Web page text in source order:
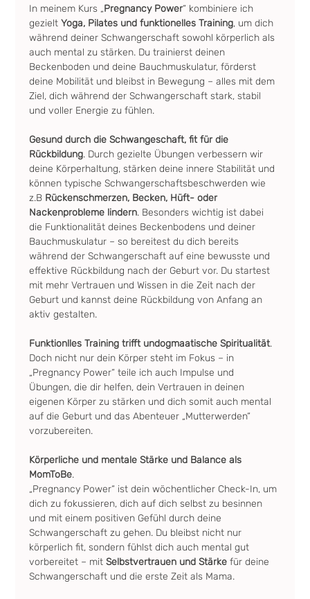
In meinem Kurs „Pregnancy Power“ kombiniere ich
gezielt Yoga, Pilates und funktionelles Training, um dich
während deiner Schwangerschaft sowohl körperlich als
auch mental zu stärken. Du trainierst deinen
Beckenboden und deine Bauchmuskulatur, förderst
deine Mobilität und bleibst in Bewegung – alles mit dem
Ziel, dich während der Schwangerschaft stark, stabil
und voller Energie zu fühlen.
Gesund durch die Schwangeschaft, fit für die
Rückbildung. Durch gezielte Übungen verbessern wir
deine Körperhaltung, stärken deine innere Stabilität und
können typische Schwangerschaftsbeschwerden wie
z.B Rückenschmerzen, Becken, Hüft- oder
Nackenprobleme lindern. Besonders wichtig ist dabei
die Funktionalität deines Beckenbodens und deiner
Bauchmuskulatur – so bereitest du dich bereits
während der Schwangerschaft auf eine bewusste und
effektive Rückbildung nach der Geburt vor. Du startest
mit mehr Vertrauen und Wissen in die Zeit nach der
Geburt und kannst deine Rückbildung von Anfang an
aktiv gestalten.
Funktionlles Training trifft undogmaatische Spiritualität.
Doch nicht nur dein Körper steht im Fokus – in
„Pregnancy Power“ teile ich auch Impulse und
Übungen, die dir helfen, dein Vertrauen in deinen
eigenen Körper zu stärken und dich somit auch mental
auf die Geburt und das Abenteuer „Mutterwerden“
vorzubereiten.
Körperliche und mentale Stärke und Balance als
MomToBe.
„Pregnancy Power“ ist dein wöchentlicher Check-In, um
dich zu fokussieren, dich auf dich selbst zu besinnen
und mit einem positiven Gefühl durch deine
Schwangerschaft zu gehen. Du bleibst nicht nur
körperlich fit, sondern fühlst dich auch mental gut
vorbereitet – mit Selbstvertrauen und Stärke für deine
Schwangerschaft und die erste Zeit als Mama.